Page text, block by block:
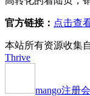
官方链接： 点击查
本站所有资源收集
Thrive
mango注册